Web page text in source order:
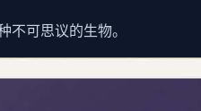
可思议的生物。